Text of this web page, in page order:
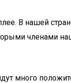
В нашей
членами
много